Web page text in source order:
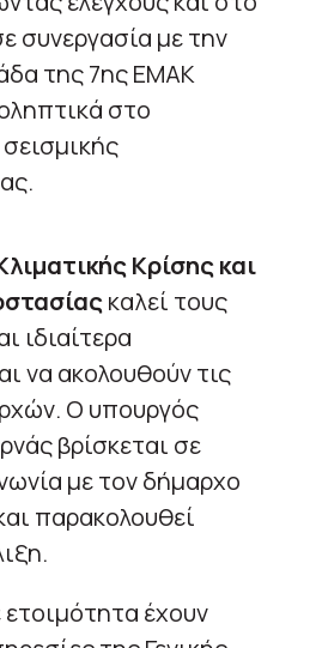
συνεργασία με την
της 7ης ΕΜΑΚ
στο
Κρίσης και
καλεί τους
ιδιαίτερα
να ακολουθούν τις
Ο υπουργός
βρίσκεται σε
με τον δήμαρχο
παρακολουθεί
έχουν